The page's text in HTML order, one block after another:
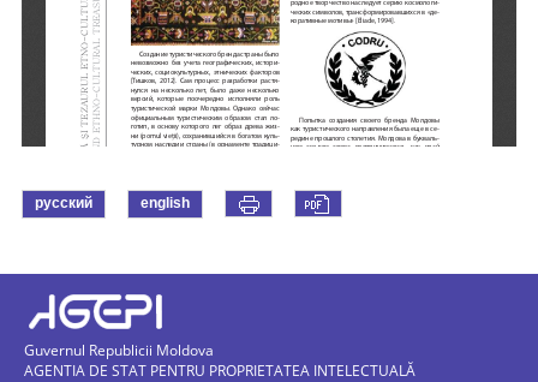
русский english
Guvernul Republicii Moldova
AGENTIA DE STAT PENTRU PROPRIETATEA INTELECTUALĂ